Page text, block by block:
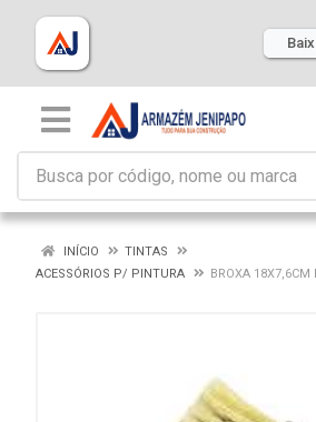
INÍCIO
TINTAS
ACESSÓRIOS P/ PINTURA
BROXA 18X7,6CM